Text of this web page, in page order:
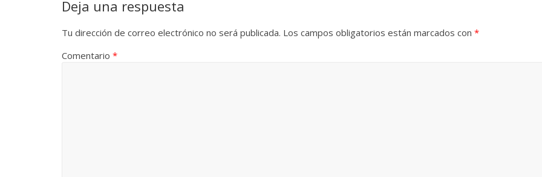
Deja una respuesta
Tu dirección de correo electrónico no será publicada. Los campos obligatorios están marcados con *
Comentario *